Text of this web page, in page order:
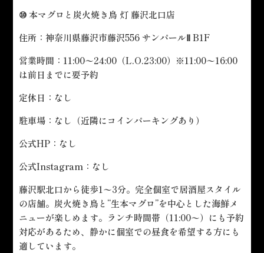
⑩ 本マグロと炭火焼き鳥 灯 藤沢北口店
住所：神奈川県藤沢市藤沢556 サンパールⅡ B1F
営業時間：11:00〜24:00（L.O.23:00）※11:00〜16:00
は前日までに要予約
定休日：なし
駐車場：なし（近隣にコインパーキングあり）
公式HP：なし
公式Instagram：なし
藤沢駅北口から徒歩1〜3分。完全個室で居酒屋スタイル
の店舗。炭火焼き鳥と“生本マグロ”を中心とした海鮮メ
ニューが楽しめます。ランチ時間帯（11:00〜）にも予約
対応があるため、静かに個室での昼食を希望する方にも
適しています。